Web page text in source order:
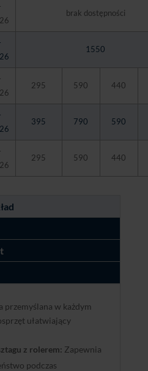
brak dostępności
1550
295 590 440
395 790 590
295 590 440
przemyślana w każdym
ułatwiający
z rolerem: Zapewnia
podczas